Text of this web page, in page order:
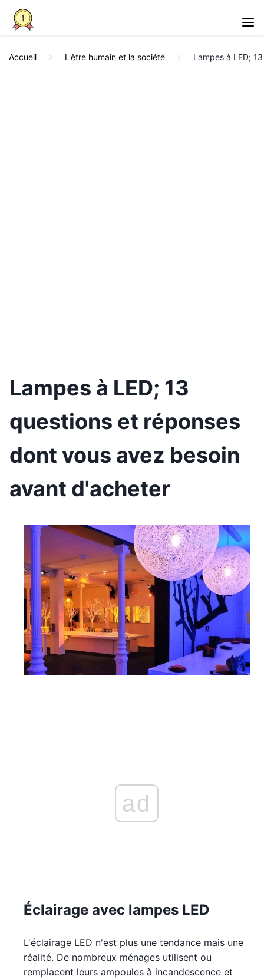
Accueil L'être humain et la société Lampes à LED;
Lampes à LED; 13
questions et réponses
dont vous avez besoin
avant d'acheter
ad
Éclairage avec lampes LED
L'éclairage LED n'est plus une tendance mais une
réalité. De nombreux ménages utilisent ou
remplacent leurs ampoules à incandescence et